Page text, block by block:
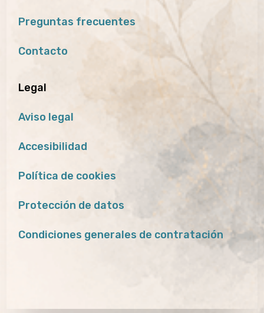
Preguntas frecuentes
Contacto
Legal
Aviso legal
Accesibilidad
Política de cookies
Protección de datos
Condiciones generales de contratación